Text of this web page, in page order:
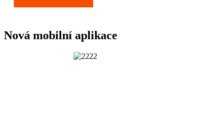
Nová mobilní aplikace